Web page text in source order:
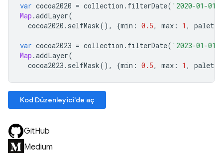
var cocoa2020 = collection . filterDate( '2020-01-01'
Map .addLayer(
cocoa2020 . selfMask(), {min : 0.5, max : 1 , palette
var cocoa2023 = collection . filterDate( '2023-01-01'
Map .addLayer(
cocoa2023 . selfMask(), {min : 0.5, max : 1 , palette
Kod Düzenleyici'de aç
GitHub
Medium